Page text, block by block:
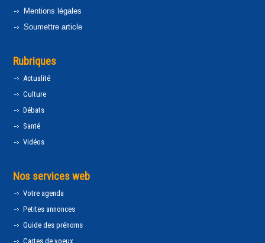
Mentions légales
Soumettre article
Rubriques
Actualité
Culture
Débats
Santé
Vidéos
Nos services web
Votre agenda
Petites annonces
Guide des prénoms
Cartes de voeux